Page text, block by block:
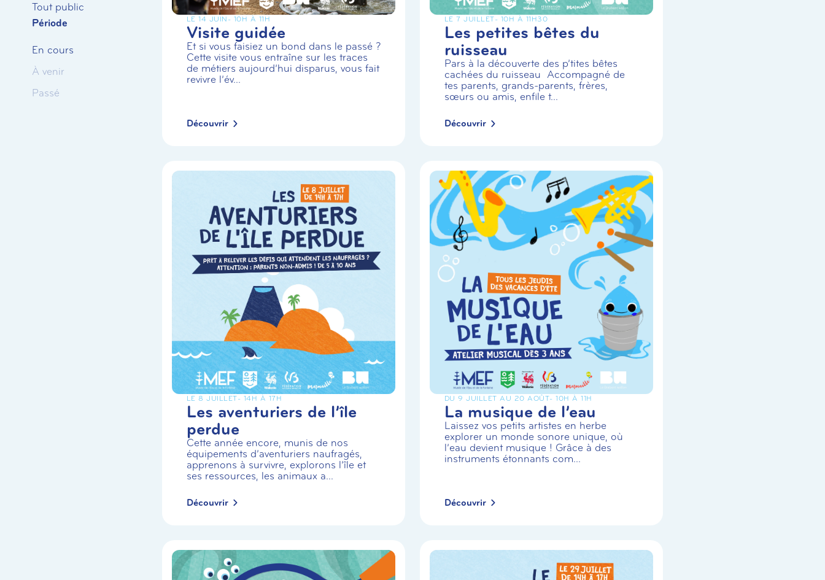
Tout public
Période
En cours
À venir
Passé
LE 14 JUIN - 10H À 11H
Visite guidée
Et si vous faisiez un bond dans le passé ?
Cette visite vous entraîne sur les traces
de métiers aujourd’hui disparus, vous fait
revivre l’év...
Découvrir
LE 7 JUILLET- 10H À 11H30
Les petites bêtes du
ruisseau
Pars à la découverte des p’tites bêtes
cachées du ruisseau Accompagné de
tes parents, grands-parents, frères,
sœurs ou amis, enfile t...
Découvrir
LE 8 JUILLET- 14H À 17H
Les aventuriers de l’île
perdue
Cette année encore, munis de nos
équipements d’aventuriers naufragés,
apprenons à survivre, explorons l’île et
ses ressources, les animaux a...
Découvrir
DU 9 JUILLET AU 20 AOÛT- 10H À 11H
La musique de l’eau
Laissez vos petits artistes en herbe
explorer un monde sonore unique, où
l’eau devient musique ! Grâce à des
instruments étonnants com...
Découvrir